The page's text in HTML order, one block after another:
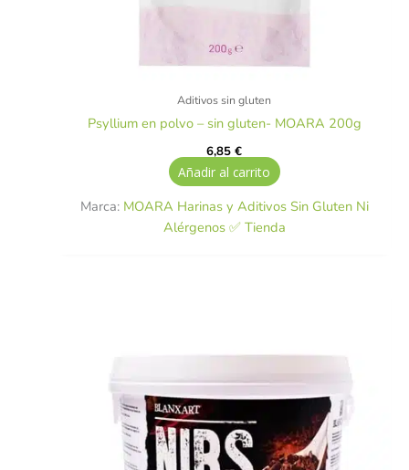
Aditivos sin gluten
Psyllium en polvo – sin gluten- MOARA 200g
6,85€
Añadir al carrito
Marca: MOARA Harinas y Aditivos Sin Gluten Ni
Alérgenos ✅ Tienda